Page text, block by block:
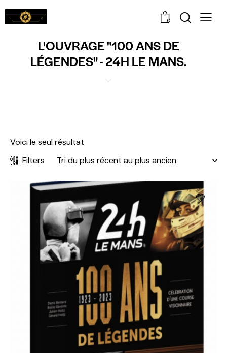
0
L'OUVRAGE "100 ANS DE
LÉGENDES" - 24H LE MANS.
Voici le seul résultat
Filters